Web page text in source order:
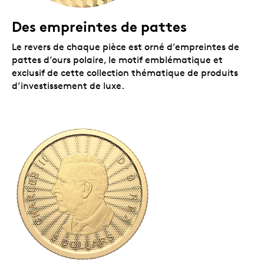
laquelle figure le certificat de titrage. Aussi au dos de
la carte, un code QR facile à balayer permet
d’accéder rapidement à un site Web instructif,
PassionOR, sur le monde des produits
d’investissement.
Des empreintes de pattes
Le revers de chaque pièce est orné d’empreintes de
pattes d’ours polaire, le motif emblématique et
exclusif de cette collection thématique de produits
d’investissement de luxe.